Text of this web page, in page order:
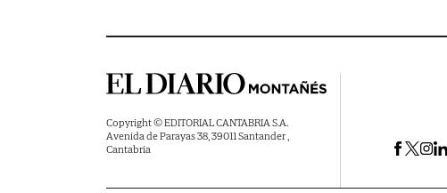
Copyright © EDITORIAL CANTABRIA S.A.
Avenida de Parayas 38, 39011 Santander ,
Cantabria